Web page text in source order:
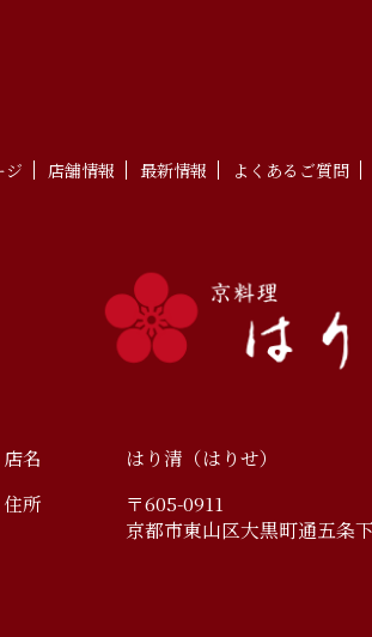
ジ 店舗情報 最新情報 よくあるご質問
店名
はり清（はりせ）
住所
〒605-0911
京都市東山区大黒町通五条